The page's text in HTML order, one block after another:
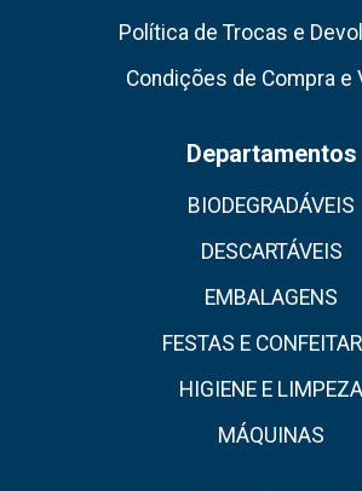
Política de Trocas e
Condições de Compra e
Departamentos
BIODEGRADÁVEIS
DESCARTÁVEIS
EMBALAGENS
FESTAS E
HIGIENE E LIMPEZA
MÁQUINAS